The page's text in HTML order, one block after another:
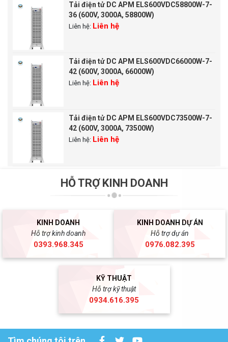
Tải điện tử DC APM ELS600VDC58800W-7-
36 (600V, 3000A, 58800W)
Liên hệ: Liên hệ
Tải điện tử DC APM ELS600VDC66000W-7-
42 (600V, 3000A, 66000W)
Liên hệ: Liên hệ
Tải điện tử DC APM ELS600VDC73500W-7-
42 (600V, 3000A, 73500W)
Liên hệ: Liên hệ
HỖ TRỢ KINH DOANH
KINH DOANH
Hỗ trợ kinh doanh
0393.968.345
KINH DOANH DỰ ÁN
Hỗ trợ dự án
0976.082.395
KỸ THUẬT
Hỗ trợ kỹ thuật
0934.616.395